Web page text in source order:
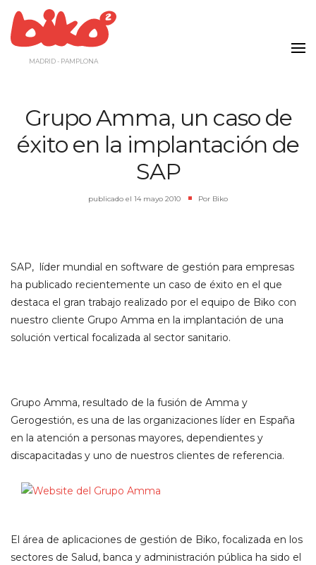
contenido
MADRID - PAMPLONA
Grupo Amma, un caso de
éxito en la implantación de
SAP
publicado el 14 mayo 2010 Por Biko
SAP, líder mundial en software de gestión para empresas
ha publicado recientemente un caso de éxito en el que
destaca el gran trabajo realizado por el equipo de Biko con
nuestro cliente Grupo Amma en la implantación de una
solución vertical focalizada al sector sanitario.
Grupo Amma, resultado de la fusión de Amma y
Gerogestión, es una de las organizaciones líder en España
en la atención a personas mayores, dependientes y
discapacitadas y uno de nuestros clientes de referencia.
El área de aplicaciones de gestión de Biko, focalizada en los
sectores de Salud, banca y administración pública ha sido el